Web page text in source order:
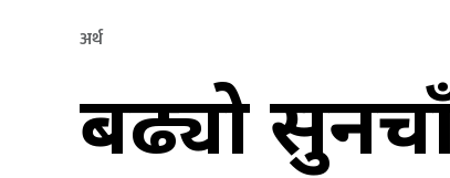
अर्थ
बढ्यो